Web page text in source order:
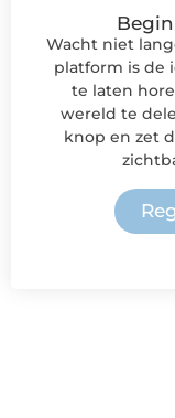
Wacht niet
platform is de
te laten
wereld te
knop en zet